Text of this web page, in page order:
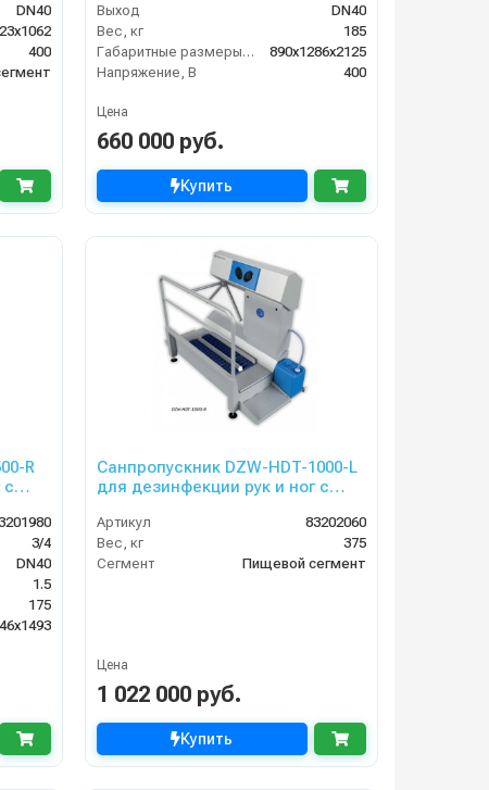
DN40
400
Выход
DN40
Вес, кг
185
Габаритные размеры, мм
890x1286x2125
Напряжение, В
400
Цена
660 000 руб.
Купить
R
с
3/4
DN40
1.5
175
Санпропускник DZW-HDT-1000-L
для дезинфекции рук и ног с
(левосторонний)
Артикул
83202060
Вес, кг
375
Сегмент
Пищевой сегмент
Цена
1 022 000 руб.
Купить